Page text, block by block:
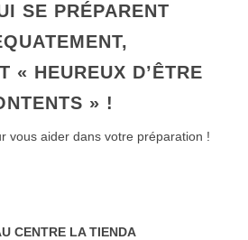
SE PRÉPARENT
« HEUREUX D’ÊTRE
» !
vous aider dans votre préparation !
CENTRE LA TIENDA